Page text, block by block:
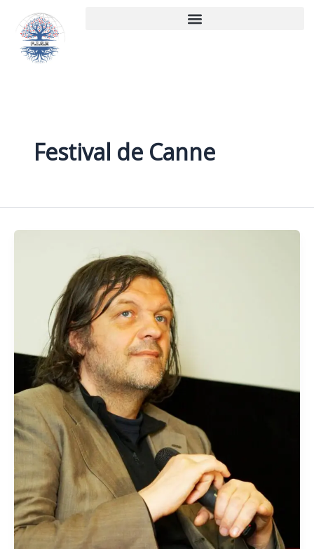
contenu
Festival de Canne